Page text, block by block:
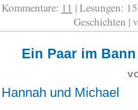
Kommentare: 11 | Lesungen:
Geschichten |
Ein Paar im
Hannah und Michael